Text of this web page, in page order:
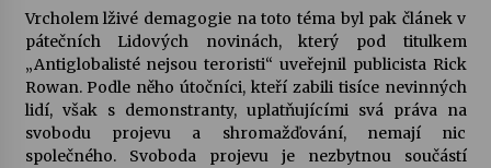
Vrcholem lživé demagogie na toto téma byl pak článek v
pátečních Lidových novinách, který pod titulkem
„Antiglobalisté nejsou teroristi“ uveřejnil publicista Rick
Rowan. Podle něho útočníci, kteří zabili tisíce nevinných
lidí, však s demonstranty, uplatňujícími svá práva na
svobodu projevu a shromažďování, nemají nic
společného. Svoboda projevu je nezbytnou součástí